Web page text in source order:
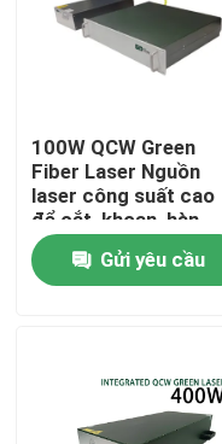
Nhà
100W QCW Green
Fiber Laser Nguồn
laser công suất cao
để cắt, khoan, hàn
200W 300W 500W
Gửi yêu cầu